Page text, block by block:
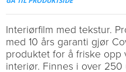
Interiørfilm med tekstur.
med 10 års garanti gjør
produktet for å friske opp
interiør. Finnes i over